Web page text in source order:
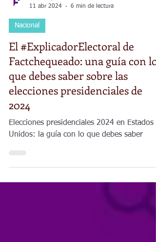
Factchequeado
Nacional
El #ExplicadorElectoral de
Factchequeado: una guía con lo
que debes saber sobre las
elecciones presidenciales de
2024